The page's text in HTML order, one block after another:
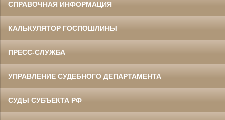
СПРАВОЧНАЯ ИНФОРМАЦИЯ
КАЛЬКУЛЯТОР ГОСПОШЛИНЫ
ПРЕСС-СЛУЖБА
УПРАВЛЕНИЕ СУДЕБНОГО ДЕПАРТАМЕНТА
СУДЫ СУБЪЕКТА РФ